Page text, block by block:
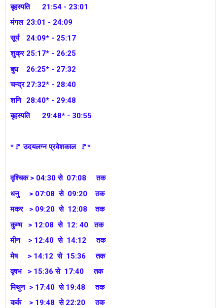
बृहस्पति
21:54 - 23:01
मंगल 23:01 - 24:09
सूर्य
24:09* - 25:17
शुक्र 25:17* - 26:25
बुध
26:25* - 27:32
चन्द्र 27:32* - 28:40
शनि
28:40* - 29:48
बृहस्पति
29:48* - 30:55
*🚩 उदयलग्न प्रवेशकाल 🚩*
वृश्चिक > 04:30 से 07:08 तक
धनु > 07:08 से 09:20 तक
मकर > 09:20 से 12:08 तक
कुम्भ > 12:08 से 12: 40 तक
मीन > 12:40 से 14:12 तक
मेष > 14:12 से 15:36 तक
वृषभ > 15:36 से 17:40 तक
मिथुन > 17:40 से 19:48 तक
कर्क > 19:48 से 22:20 तक